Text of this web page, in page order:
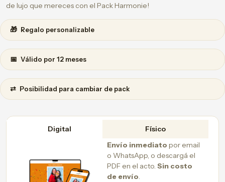
de lujo que mereces con el Pack Harmonie!
🎁 Regalo personalizable
📅 Válido por 12 meses
⇄ Posibilidad para cambiar de pack
Digital
Físico
Envío inmediato por email
o WhatsApp, o descargá el
PDF en el acto. Sin costo
de envío.